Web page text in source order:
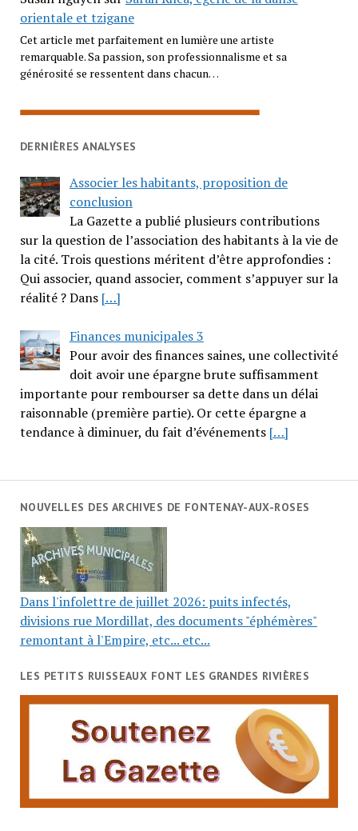
orientale et tzigane
Cet article met parfaitement en lumière une artiste
remarquable. Sa passion, son professionnalisme et sa
générosité se ressentent dans chacun…
DERNIÈRES ANALYSES
Associer les habitants, proposition de
conclusion
La Gazette a publié plusieurs contributions
sur la question de l’association des habitants à la vie de
la cité. Trois questions méritent d’être approfondies :
Qui associer, quand associer, comment s’appuyer sur la
réalité ? Dans […]
Finances municipales 3
Pour avoir des finances saines, une collectivité
doit avoir une épargne brute suffisamment
importante pour rembourser sa dette dans un délai
raisonnable (première partie). Or cette épargne a
tendance à diminuer, du fait d’événements […]
NOUVELLES DES ARCHIVES DE FONTENAY-AUX-ROSES
Dans l'infolettre de juillet 2026: puits infectés,
divisions rue Mordillat, des documents "éphémères"
remontant à l'Empire, etc... etc...
LES PETITS RUISSEAUX FONT LES GRANDES RIVIÈRES